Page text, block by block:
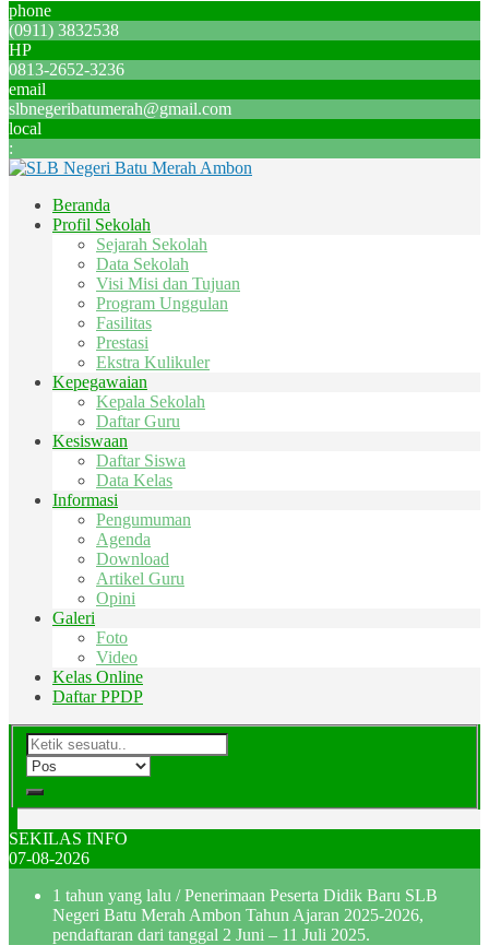
phone
(0911) 3832538
HP
0813-2652-3236
email
slbnegeribatumerah@gmail.com
local
:
Beranda
Profil Sekolah
Sejarah Sekolah
Data Sekolah
Visi Misi dan Tujuan
Program Unggulan
Fasilitas
Prestasi
Ekstra Kulikuler
Kepegawaian
Kepala Sekolah
Daftar Guru
Kesiswaan
Daftar Siswa
Data Kelas
Informasi
Pengumuman
Agenda
Download
Artikel Guru
Opini
Galeri
Foto
Video
Kelas Online
Daftar PPDP
SEKILAS INFO
07-08-2026
1 tahun yang lalu / Penerimaan Peserta Didik Baru SLB
Negeri Batu Merah Ambon Tahun Ajaran 2025-2026,
pendaftaran dari tanggal 2 Juni – 11 Juli 2025.